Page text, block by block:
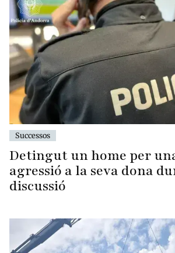
Successos
Detingut un home per
agressió a la seva dona
discussió